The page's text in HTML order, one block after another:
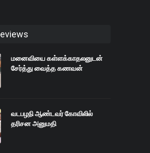
மனைவியை கள்ளக்காதலனுடன்
சேர்த்து வைத்த கணவன்
வடபழநி ஆண்டவர் கோவிலில்
தரிசன அனுமதி